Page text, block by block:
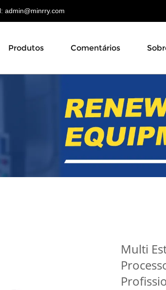
admin@minrry.com
Produtos Comentários
Multi